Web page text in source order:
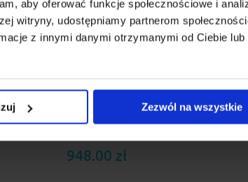
aby oferować funkcje społecznościowe i
witryny, udostępniamy partnerom
z innymi danymi otrzymanymi od Ciebie lub
Zezwól na wszystkie
Signo RTD Aero 122
Najnowszej generacji bagażnik
dachowy przeznaczony do
samochodów posiadających
zintegrowane relingi lub tradyc...
948.00 zł